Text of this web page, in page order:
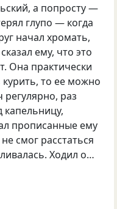
а попросту —
глупо — когда
начал хромать,
ему, что это
Она практически
то ее можно
раз
капельницу,
прописанные ему
смог расстаться
Ходил о…